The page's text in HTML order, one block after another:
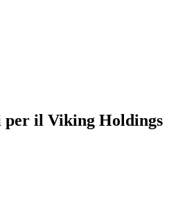
per il Viking Holdings